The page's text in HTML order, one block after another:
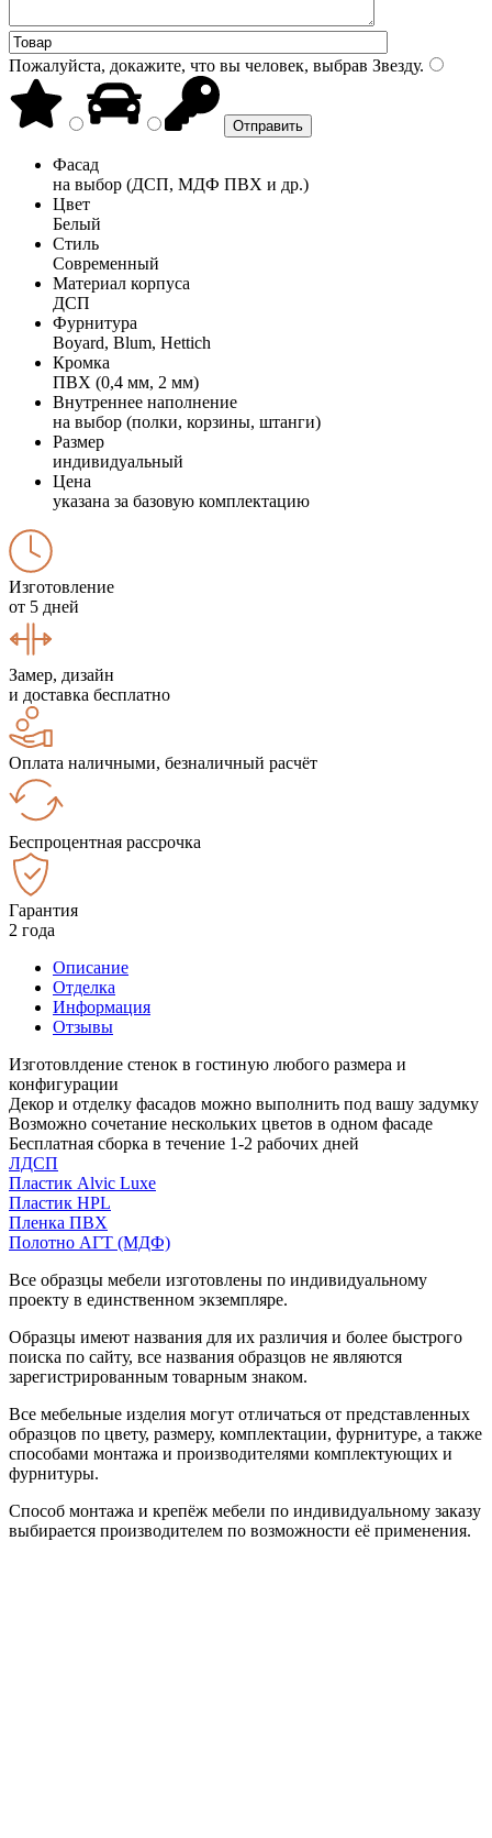
Пожалуйста, докажите, что вы человек, выбрав Звезду.
Фасад
на выбор (ДСП, МДФ ПВХ и др.)
Цвет
Белый
Стиль
Современный
Материал корпуса
ДСП
Фурнитура
Boyard, Blum, Hettich
Кромка
ПВХ (0,4 мм, 2 мм)
Внутреннее наполнение
на выбор (полки, корзины, штанги)
Размер
индивидуальный
Цена
указана за базовую комплектацию
Изготовление
от 5 дней
Замер, дизайн
и доставка бесплатно
Оплата наличными, безналичный расчёт
Беспроцентная рассрочка
Гарантия
2 года
Описание
Отделка
Информация
Отзывы
Изготовлдение стенок в гостиную любого размера и
конфигурации
Декор и отделку фасадов можно выполнить под вашу задумку
Возможно сочетание нескольких цветов в одном фасаде
Бесплатная сборка в течение 1-2 рабочих дней
ЛДСП
Пластик Alvic Luxe
Пластик HPL
Пленка ПВХ
Полотно АГТ (МДФ)
Все образцы мебели изготовлены по индивидуальному
проекту в единственном экземпляре.
Образцы имеют названия для их различия и более быстрого
поиска по сайту, все названия образцов не являются
зарегистрированным товарным знаком.
Все мебельные изделия могут отличаться от представленных
образцов по цвету, размеру, комплектации, фурнитуре, а также
способами монтажа и производителями комплектующих и
фурнитуры.
Способ монтажа и крепёж мебели по индивидуальному заказу
выбирается производителем по возможности её применения.